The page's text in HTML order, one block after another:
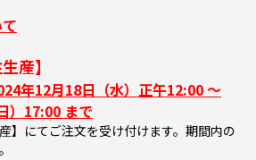
産】
年12月18日（水）正午12:00 ～
）17:00 まで
】にてご注文を受け付けます。期間内の